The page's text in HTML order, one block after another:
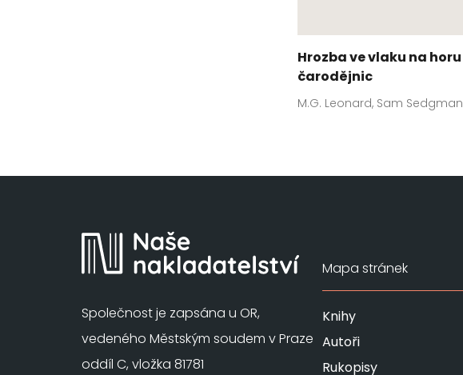
Hrozba ve vlaku na horu
čarodějnic
M.G. Leonard, Sam Sedgman
Společnost je zapsána u OR,
vedeného Městským soudem v Praze
oddíl C, vložka 81781
Mapa stránek
Knihy
Autoři
Rukopisy